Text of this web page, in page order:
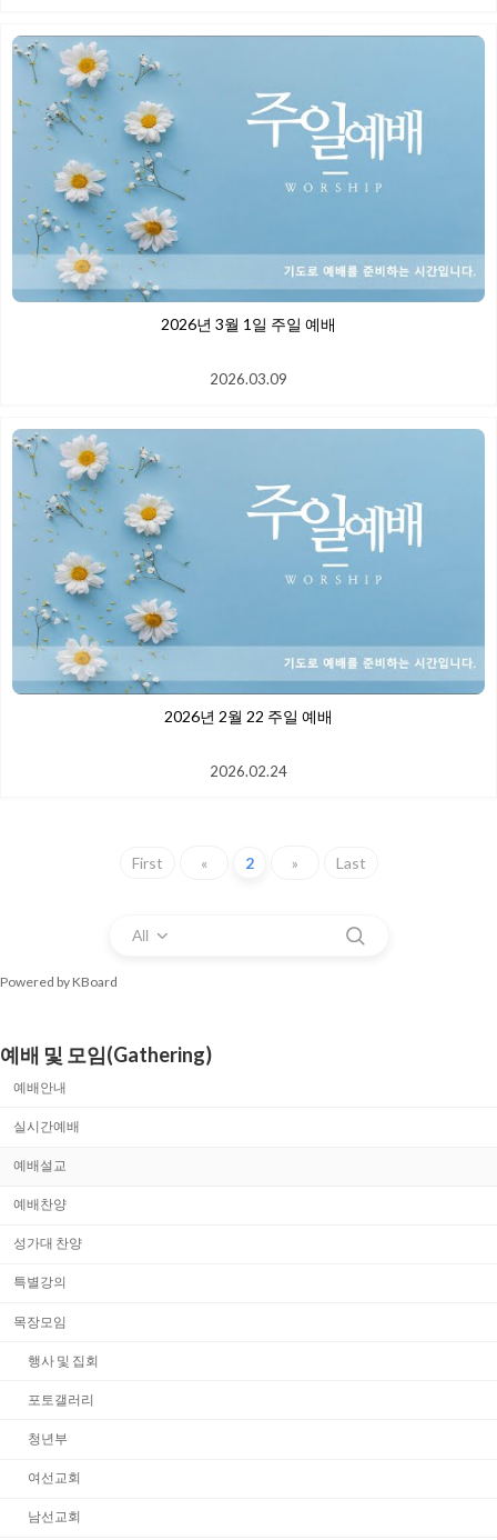
2026년 3월 1일 주일 예배
2026.03.09
2026년 2월 22 주일 예배
2026.02.24
First « 2 » Last
All
Powered by KBoard
예배 및 모임(Gathering)
예배안내
실시간예배
예배설교
예배찬양
성가대 찬양
특별강의
목장모임
행사 및 집회
포토갤러리
청년부
여선교회
남선교회